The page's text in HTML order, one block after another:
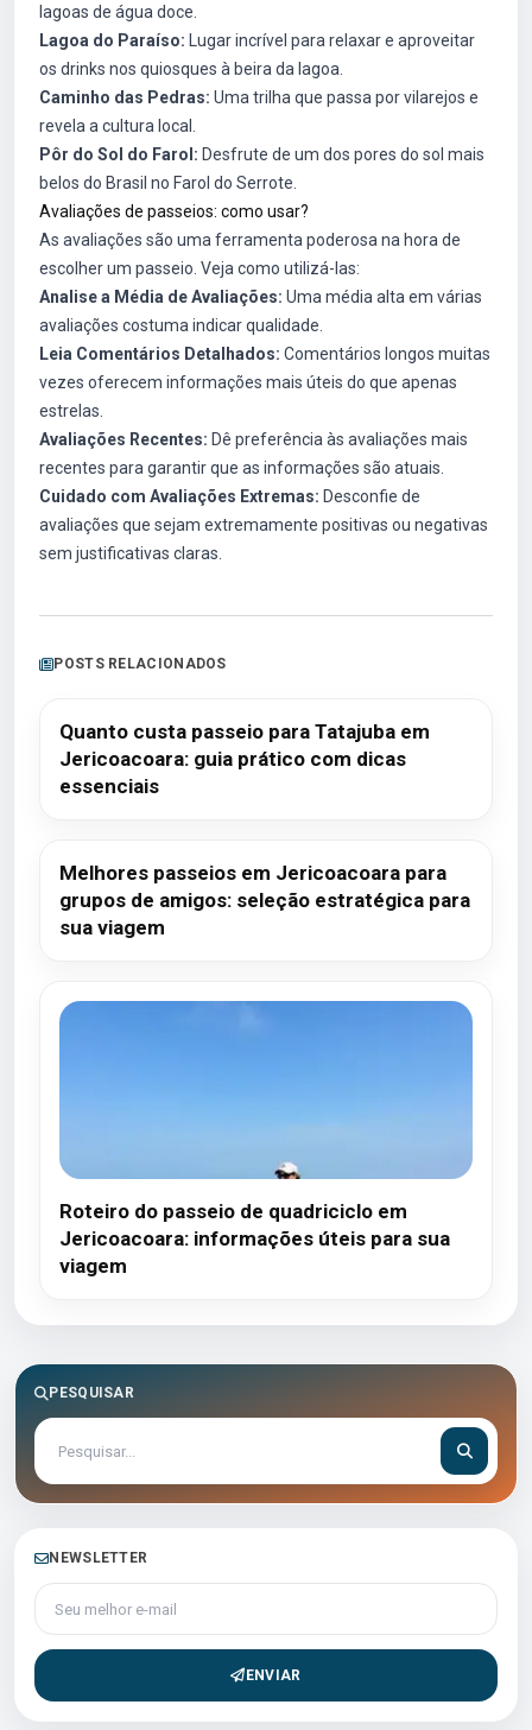
lagoas de água doce.
Lagoa do Paraíso: Lugar incrível para relaxar e aproveitar
os drinks nos quiosques à beira da lagoa.
Caminho das Pedras: Uma trilha que passa por vilarejos e
revela a cultura local.
Pôr do Sol do Farol: Desfrute de um dos pores do sol mais
belos do Brasil no Farol do Serrote.
Avaliações de passeios: como usar?
As avaliações são uma ferramenta poderosa na hora de
escolher um passeio. Veja como utilizá-las:
Analise a Média de Avaliações: Uma média alta em várias
avaliações costuma indicar qualidade.
Leia Comentários Detalhados: Comentários longos muitas
vezes oferecem informações mais úteis do que apenas
estrelas.
Avaliações Recentes: Dê preferência às avaliações mais
recentes para garantir que as informações são atuais.
Cuidado com Avaliações Extremas: Desconfie de
avaliações que sejam extremamente positivas ou negativas
sem justificativas claras.
POSTS RELACIONADOS
Quanto custa passeio para Tatajuba em
Jericoacoara: guia prático com dicas
essenciais
Melhores passeios em Jericoacoara para
grupos de amigos: seleção estratégica para
sua viagem
Roteiro do passeio de quadriciclo em
Jericoacoara: informações úteis para sua
viagem
PESQUISAR
NEWSLETTER
Seu melhor e-mail
ENVIAR